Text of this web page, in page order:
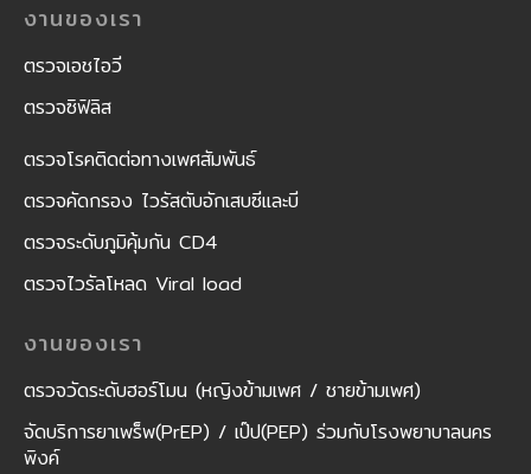
งานของเรา
ตรวจเอชไอวี
ตรวจซิฟิลิส
ตรวจโรคติดต่อทางเพศสัมพันธ์
ตรวจคัดกรอง ไวรัสตับอักเสบซีและบี
ตรวจระดับภูมิคุ้มกัน CD4
ตรวจไวรัลโหลด Viral load
งานของเรา
ตรวจวัดระดับฮอร์โมน (หญิงข้ามเพศ / ชายข้ามเพศ)
จัดบริการยาเพร็พ(PrEP) / เป๊ป(PEP) ร่วมกับโรงพยาบาลนคร
พิงค์